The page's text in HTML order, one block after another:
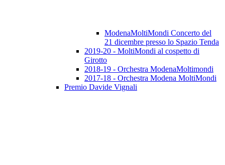
ModenaMoltiMondi Concerto del
21 dicembre presso lo Spazio Tenda
2019-20 - MoltiMondi al cospetto di
Girotto
2018-19 - Orchestra ModenaMoltimondi
2017-18 - Orchestra Modena MoltiMondi
Premio Davide Vignali